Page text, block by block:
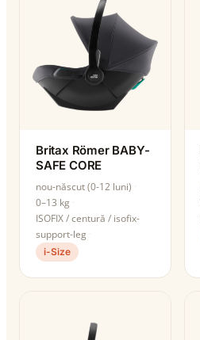
Britax Römer BABY-
SAFE CORE
nou-născut (0-12 luni)
0–13 kg
ISOFIX / centură / isofix-
support-leg
i-Size